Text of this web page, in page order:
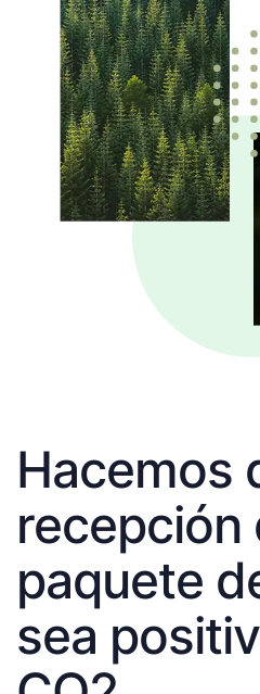
Hacemos
recepción
paquete
sea